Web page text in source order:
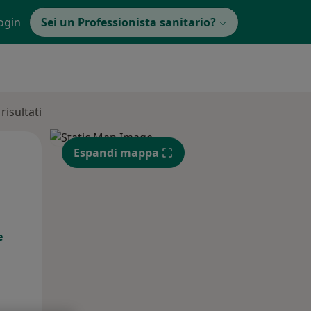
Sei un Professionista sanitario?
Mer, Gio,
13 Ago
Espandi mappa